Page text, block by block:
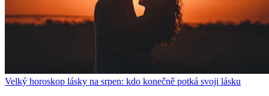
Velký horoskop lásky na srpen: kdo konečně potká svoji lásku